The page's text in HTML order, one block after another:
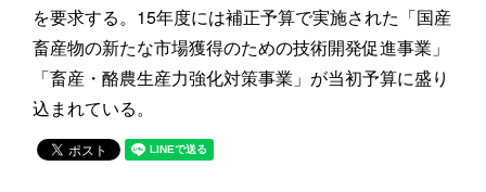
を要求する。15年度には補正予算で実施された「国産
畜産物の新たな市場獲得のための技術開発促進事業」
「畜産・酪農生産力強化対策事業」が当初予算に盛り
込まれている。